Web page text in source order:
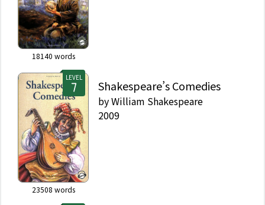
18140 words
LEVEL
23508 words
Shakespeare’s Comedies
byWilliam Shakespeare
2009